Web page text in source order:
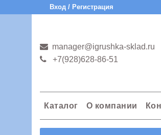
Вход / Регистрация
manager@igrushka-sklad.ru
+7(928)628-86-51
Каталог О компании